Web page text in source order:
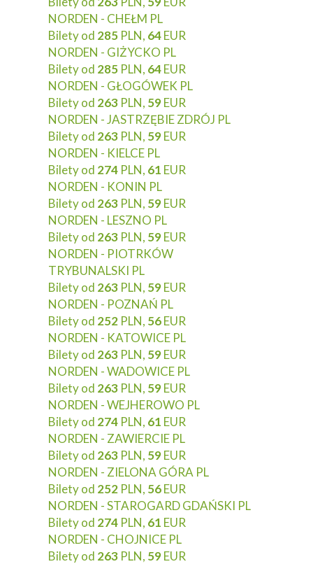
NORDEN - CHEŁM PL
Bilety od 285 PLN, 64EUR
NORDEN - GIŻYCKO PL
Bilety od 285 PLN, 64EUR
NORDEN - GŁOGÓWEK PL
Bilety od 263 PLN, 59EUR
NORDEN - JASTRZĘBIE ZDRÓJ PL
Bilety od 263 PLN, 59EUR
NORDEN - KIELCE PL
Bilety od 274 PLN, 61 EUR
NORDEN - KONIN PL
Bilety od 263 PLN, 59EUR
NORDEN - LESZNO PL
Bilety od 263 PLN, 59EUR
NORDEN - PIOTRKÓW
TRYBUNALSKI PL
Bilety od 263 PLN, 59EUR
NORDEN - POZNAŃ PL
Bilety od 252 PLN, 56EUR
NORDEN - KATOWICE PL
Bilety od 263 PLN, 59EUR
NORDEN - WADOWICE PL
Bilety od 263 PLN, 59EUR
NORDEN - WEJHEROWO PL
Bilety od 274 PLN, 61 EUR
NORDEN - ZAWIERCIE PL
Bilety od 263 PLN, 59EUR
NORDEN - ZIELONA GÓRA PL
Bilety od 252 PLN, 56EUR
NORDEN - STAROGARD GDAŃSKI PL
Bilety od 274 PLN, 61 EUR
NORDEN - CHOJNICE PL
Bilety od 263 PLN, 59EUR